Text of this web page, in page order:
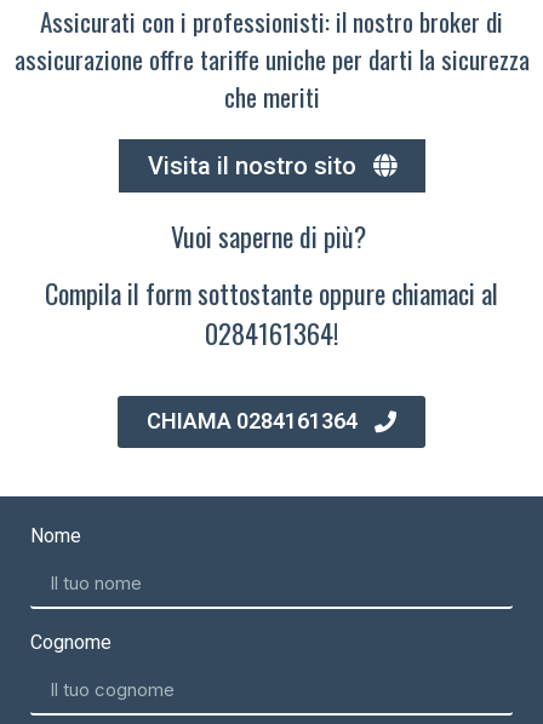
Assicurati con i professionisti: il nostro broker di
assicurazione offre tariffe uniche per darti la sicurezza
che meriti
Visita il nostro sito
Vuoi saperne di più?
Compila il form sottostante oppure chiamaci al
0284161364!
CHIAMA 0284161364
Nome
Cognome